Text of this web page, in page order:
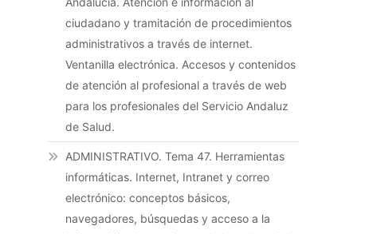
ciudadano y tramitación de procedimientos
administrativos a través de internet.
Ventanilla electrónica. Accesos y contenidos
de atención al profesional a través de web
para los profesionales del Servicio Andaluz
de Salud.
ADMINISTRATIVO. Tema 47. Herramientas
informáticas. Internet, Intranet y correo
electrónico: conceptos básicos,
navegadores, búsquedas y acceso a la